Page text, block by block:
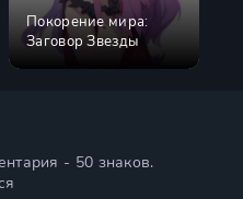
Покорение мира:
Заговор Звезды
- 50 знаков.